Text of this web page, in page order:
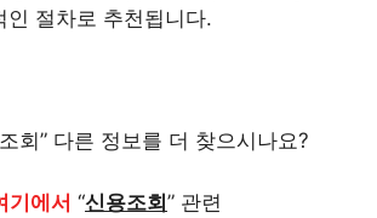
인 절차로 추천됩니다.
회” 다른 정보를 더 찾으시나요?
기에서 “신용조회” 관련